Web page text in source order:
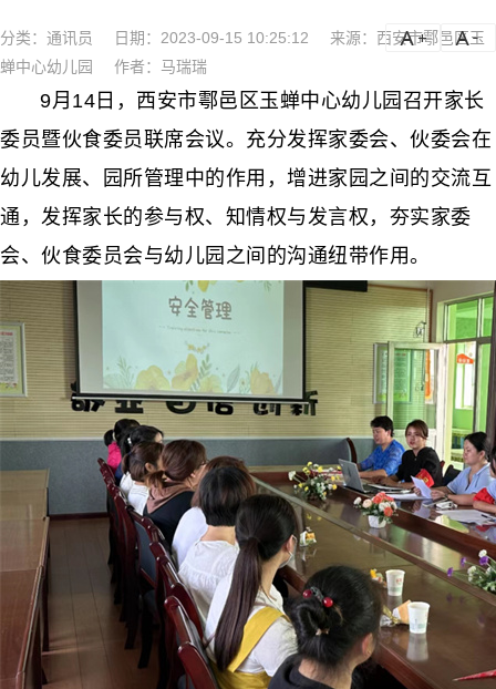
分类： 通讯员 日期：2023-09-15 10:25:12
来源：西安市鄠邑区玉
蝉中心幼儿园
作者：马瑞瑞
a a-
9月14日，西安市鄠邑区玉蝉中心幼儿园召开家长
委员暨伙食委员联席会议。充分发挥家委会、伙委会在
幼儿发展、园所管理中的作用，增进家园之间的交流互
通，发挥家长的参与权、知情权与发言权，夯实家委
会、伙食委员会与幼儿园之间的沟通纽带作用。